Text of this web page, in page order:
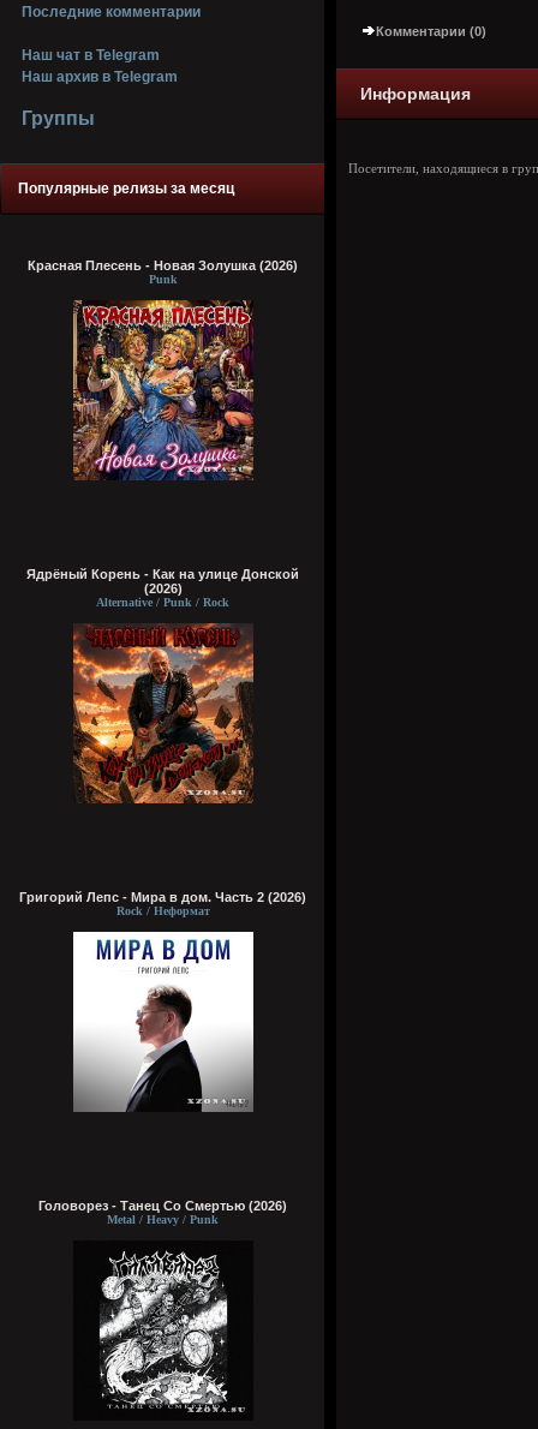
Последние комментарии
Наш чат в Telegram
Наш архив в Telegram
Группы
Популярные релизы за месяц
Красная Плесень - Новая Золушка (2026)
Punk
Ядрёный Корень - Как на улице Донской
(2026)
Alternative / Punk / Rock
Григорий Лепс - Мира в дом. Часть 2 (2026)
Rock / Неформат
Головорез - Tанец Со Смертью (2026)
Metal / Heavy / Punk
Комментарии (0)
Информация
Посетители, находящиеся в